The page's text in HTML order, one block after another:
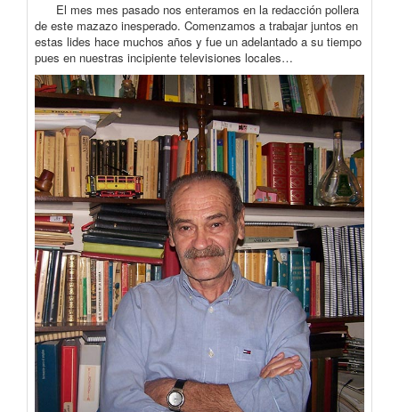
El mes mes pasado nos enteramos en la redacción pollera
de este mazazo inesperado. Comenzamos a trabajar juntos en
estas lides hace muchos años y fue un adelantado a su tiempo
pues en nuestras incipiente televisiones locales…